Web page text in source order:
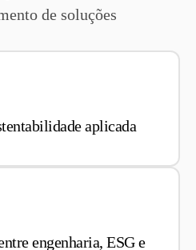
de soluções
aplicada
engenharia, ESG e